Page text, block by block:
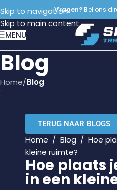
Skip to navigation
Skip to main content
Vragen? Bel ons
MENU
Blog
Home/Blog
TERUG NAAR BLOGS
Home / Blog / Hoe
kleine ruimte?
Hoe plaats
in een